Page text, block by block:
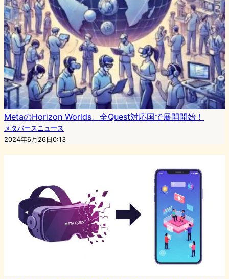
MetaのHorizon Worlds、全Quest対応国で展開開始！
メタバースニュース
2024年6月26日0:13